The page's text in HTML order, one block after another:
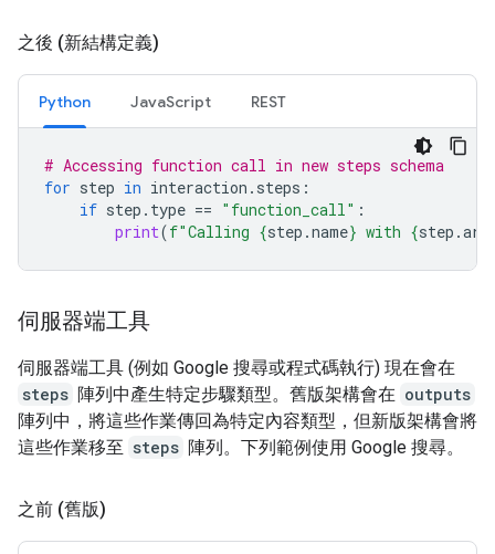
之後 (新結構定義)
Python JavaScript REST
# Accessing function call in new steps schema
for step in interaction . steps :
if step . type == "function_call" :
print(f"Calling {step .name} with {step .
伺服器端工具
伺服器端工具 (例如 Google 搜尋或程式碼執行) 現在會在
steps 陣列中產生特定步驟類型。舊版架構會在 outputs
陣列中，將這些作業傳回為特定內容類型，但新版架構會將
這些作業移至 steps 陣列。下列範例使用 Google 搜尋。
之前 (舊版)